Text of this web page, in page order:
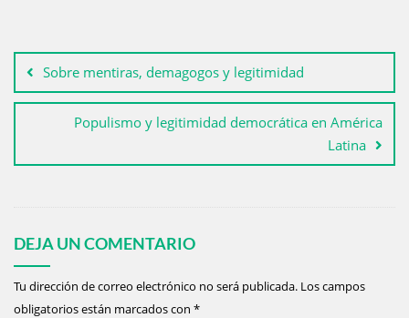
Sobre mentiras, demagogos y legitimidad
Populismo y legitimidad democrática en América
Latina
DEJA UN COMENTARIO
Tu dirección de correo electrónico no será publicada. Los campos
obligatorios están marcados con *